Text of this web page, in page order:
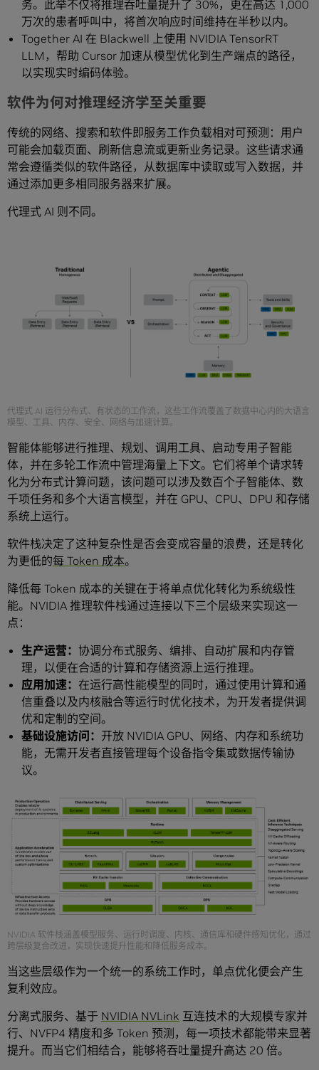
务。此举不仅将推理吞吐量提升了 30%，更在高达 1,000
万次的患者呼叫中，将首次响应时间维持在半秒以内。
Together AI 在 Blackwell 上使用 NVIDIA TensorRT
LLM，帮助 Cursor 加速从模型优化到生产端点的路径，
以实现实时编码体验。
软件为何对推理经济学至关重要
传统的网络、搜索和软件即服务工作负载相对可预测：用户
可能会加载页面、刷新信息流或更新业务记录。这些请求通
常会遵循类似的软件路径，从数据库中读取或写入数据，并
通过添加更多相同服务器来扩展。
代理式 AI 则不同。
代理式 AI 运行分布式、有状态的工作流，这些工作流覆盖了数据中心内的大语言
模型、工具、内存、安全、网络与加速计算。
智能体能够进行推理、规划、调用工具、启动专用子智能
体，并在多轮工作流中管理海量上下文。它们将单个请求转
化为分布式计算问题，该问题可以涉及数百个子智能体、数
千项任务和多个大语言模型，并在 GPU、CPU、DPU 和存储
系统上运行。
软件栈决定了这种复杂性是否会变成容量的浪费，还是转化
为更低的每 Token 成本。
降低每 Token 成本的关键在于将单点优化转化为系统级性
能。NVIDIA 推理软件栈通过连接以下三个层级来实现这一
点：
生产运营： 协调分布式服务、编排、自动扩展和内存管
理，以便在合适的计算和存储资源上运行推理。
应用加速： 在运行高性能模型的同时，通过使用计算和通
信重叠以及内核融合等运行时优化技术，为开发者提供调
优和定制的空间。
基础设施访问： 开放 NVIDIA GPU、网络、内存和系统功
能，无需开发者直接管理每个设备指令集或数据传输协
议。
NVIDIA 软件栈涵盖模型服务、运行时调度、内核、通信库和硬件感知优化，通过
跨层级复合改进，实现快速提升性能和降低服务成本。
当这些层级作为一个统一的系统工作时，单点优化便会产生
复利效应。
分离式服务、基于 NVIDIA NVLink 互连技术的大规模专家并
行、NVFP4 精度和多 Token 预测，每一项技术都能带来显著
提升。而当它们相结合，能够将吞吐量提升高达 20 倍。